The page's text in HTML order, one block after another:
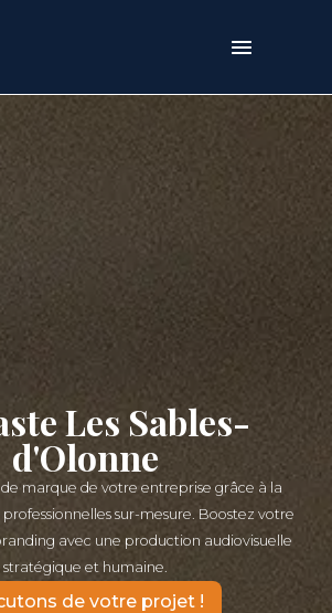
Les Sables-
d'Olonne
marque de votre entreprise grâce à la
sur-mesure. Boostez votre
avec une production audiovisuelle
stratégique et humaine.
de votre projet !